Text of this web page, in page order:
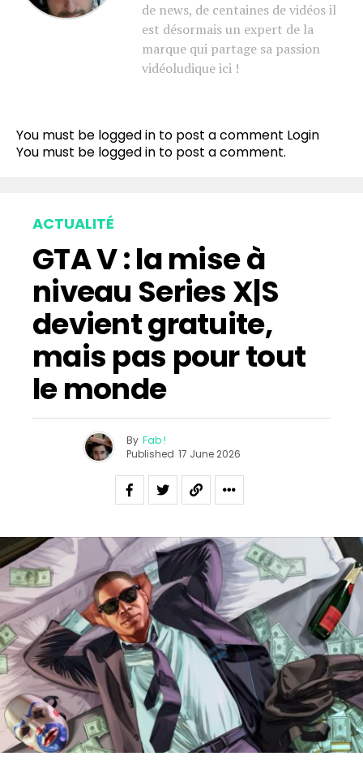
de news, de centaines de vidéos il
est désormais un expert de la
marque qui partage sa passion
vidéoludique ici !
You must be logged in to post a comment Login
You must be logged in to post a comment.
ACTUALITÉ
GTA V : la mise à
niveau Series X|S
devient gratuite,
mais pas pour tout
le monde
By Fab !
Published 17 June 2026